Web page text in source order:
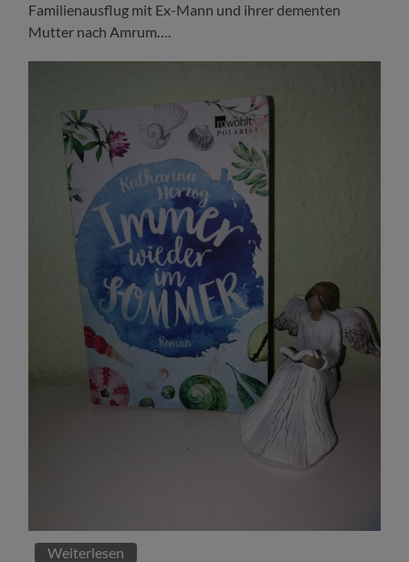
Familienausflug mit Ex-Mann und ihrer dementen
Mutter nach Amrum….
Weiterlesen